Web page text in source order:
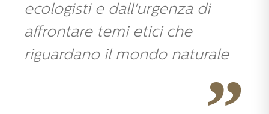
ecologisti e dall'urgenza di
affrontare temi etici che
riguardano il mondo naturale